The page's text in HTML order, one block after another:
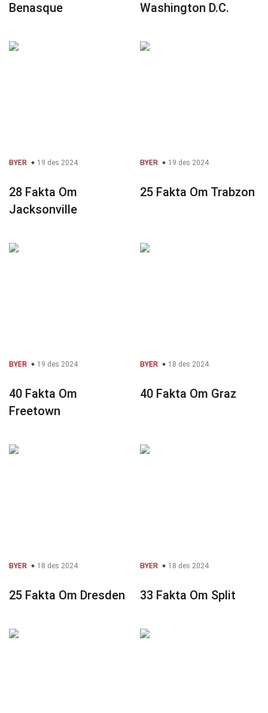
Benasque
Washington D.C.
BYER 19 des 2024
28 Fakta Om
Jacksonville
BYER 19 des 2024
25 Fakta Om Trabzon
BYER 19 des 2024
40 Fakta Om
Freetown
BYER 18 des 2024
40 Fakta Om Graz
BYER 18 des 2024
25 Fakta Om Dresden
BYER 18 des 2024
33 Fakta Om Split